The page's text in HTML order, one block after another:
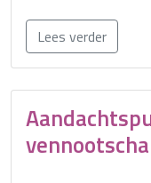
Lees verder